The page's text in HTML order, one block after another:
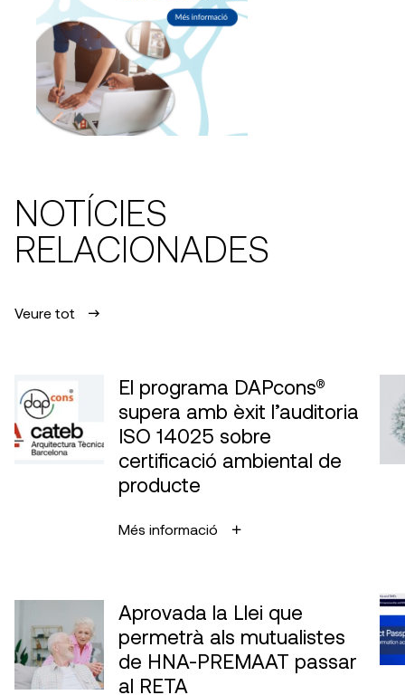
NOTÍCIES
RELACIONADES
Veure tot
El programa DAPcons®
supera amb èxit l’auditoria
ISO 14025 sobre
certificació ambiental de
producte
Més informació
Aprovada la Llei que
permetrà als mutualistes
de HNA-PREMAAT passar
al RETA